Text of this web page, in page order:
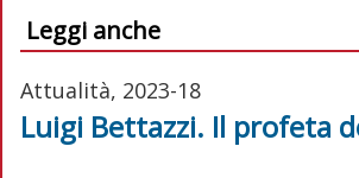
Leggi anche
Attualità, 2023-18
Luigi Bettazzi. Il profeta